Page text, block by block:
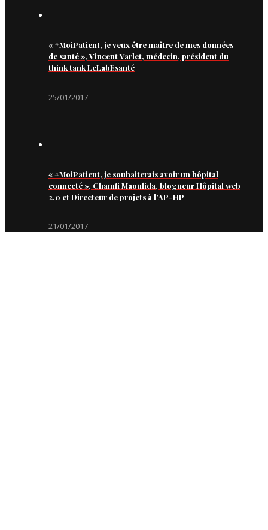
« #MoiPatient, je veux être maître de mes données
de santé », Vincent Varlet, médecin, président du
think tank LeLabEsanté
25/01/2017
« #MoiPatient, je souhaiterais avoir un hôpital
connecté », Chamfi Maoulida, blogueur Hôpital web
2.0 et Directeur de projets à l’AP-HP
21/01/2017